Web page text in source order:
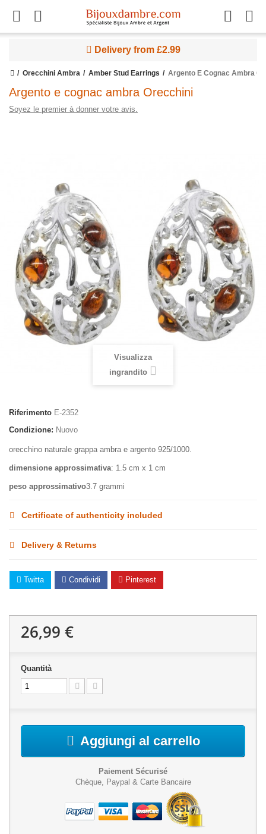
Delivery from £2.99
Orecchini Ambra Amber Stud Earrings Argento E Cognac Ambra
Argento e cognac ambra Orecchini
Soyez le premier à donner votre avis.
Visualizza
ingrandito
Riferimento E-2352
Condizione: Nuovo
orecchino naturale grappa ambra e argento 925/1000.
dimensione approssimativa: 1.5 cm x 1 cm
peso approssimativo3.7 grammi
Certificate of authenticity included
Delivery & Returns
Twitta Condividi Pinterest
26,99 €
Quantità
Aggiungi al carrello
Paiement Sécurisé
Chèque, Paypal & Carte Bancaire